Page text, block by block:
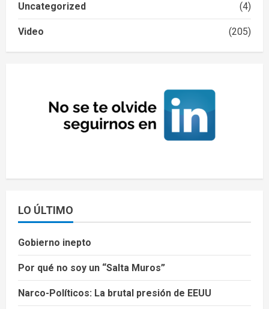
Uncategorized (4)
Video (205)
LO ÚLTIMO
Gobierno inepto
Por qué no soy un “Salta Muros”
Narco-Políticos: La brutal presión de EEUU